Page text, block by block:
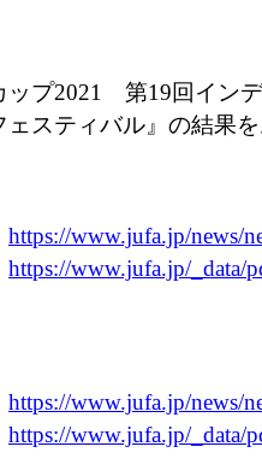
ップ2021 第19回イン
ェスティバル』の結果
https://www.jufa.jp/news/
https://www.jufa.jp/_data/
https://www.jufa.jp/news/
https://www.jufa.jp/_data/